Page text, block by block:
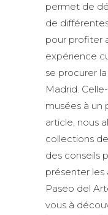
permet de
de
pour profiter
expérience
se procurer
Madrid.
musées à un
article, nous
collections
des conseils
présenter les
Paseo del
vous à